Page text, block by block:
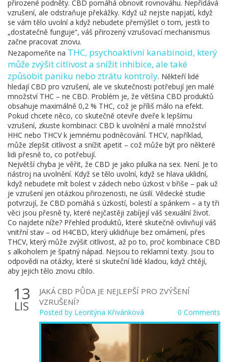
přirozené podněty. CBD pomáhá obnovit rovnováhu. Nepřidává
vzrušení, ale odstraňuje překážky. Když už nejste napjatí, když
se vám tělo uvolní a když nebudete přemýšlet o tom, jestli to
„dostatečně funguje“, váš přirozený vzrušovací mechanismus
začne pracovat znovu.
Nezapomeňte na THC, psychoaktivní kanabinoid, který
může zvýšit citlivost a snížit inhibice, ale také
způsobit paniku nebo ztrátu kontroly. Někteří lidé
hledají CBD pro vzrušení, ale ve skutečnosti potřebují jen malé
množství THC – ne CBD. Problém je, že většina CBD produktů
obsahuje maximálně 0,2 % THC, což je příliš málo na efekt.
Pokud chcete něco, co skutečně otevře dveře k lepšímu
vzrušení, zkuste kombinaci: CBD k uvolnění a malé množství
HHC nebo THCV k jemnému podněcování. THCV, například,
může zlepšit citlivost a snížit apetit – což může být pro některé
lidi přesně to, co potřebují.
Největší chyba je věřit, že CBD je jako pilulka na sex. Není. Je to
nástroj na uvolnění. Když se tělo uvolní, když se hlava uklidní,
když nebudete mít bolest v zádech nebo úzkost v břiše – pak už
je vzrušení jen otázkou přirozenosti, ne úsilí. Vědecké studie
potvrzují, že CBD pomáhá s úzkostí, bolestí a spánkem – a ty tři
věci jsou přesně ty, které nejčastěji zabíjejí váš sexuální život.
Co najdete níže? Přehled produktů, které skutečně ovlivňují váš
vnitřní stav – od H4CBD, který uklidňuje bez omámení, přes
THCV, který může zvýšit citlivost, až po to, proč kombinace CBD
s alkoholem je špatný nápad. Nejsou to reklamní texty. Jsou to
odpovědi na otázky, které si skuteční lidé kladou, když chtějí,
aby jejich tělo znovu cítilo.
13
LIS
JAKÁ CBD PŮDA JE NEJLEPŠÍ PRO ZVÝŠENÍ
VZRUŠENÍ?
Posted by Leontýna Křivánková 0 Comments